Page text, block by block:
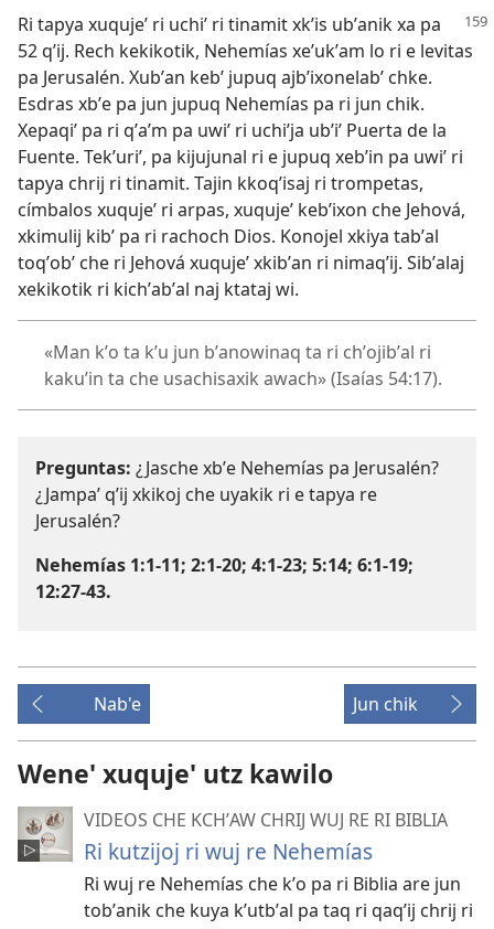
Ri tapya xuqujeʼ ri uchiʼ ri tinamit xkʼis ubʼanik xa pa
52 qʼij. Rech kekikotik, Nehemías xeʼukʼam lo ri e levitas
pa Jerusalén. Xubʼan kebʼ jupuq ajbʼixonelabʼ chke.
Esdras xbʼe pa jun jupuq Nehemías pa ri jun chik.
Xepaqiʼ pa ri qʼaʼm pa uwiʼ ri uchiʼja ubʼiʼ Puerta de la
Fuente. Tekʼuriʼ, pa kijujunal ri e jupuq xebʼin pa uwiʼ ri
tapya chrij ri tinamit. Tajin kkoqʼisaj ri trompetas,
címbalos xuqujeʼ ri arpas, xuqujeʼ kebʼixon che Jehová,
xkimulij kibʼ pa ri rachoch Dios. Konojel xkiya tabʼal
toqʼobʼ che ri Jehová xuqujeʼ xkibʼan ri nimaqʼij. Sibʼalaj
xekikotik ri kichʼabʼal naj ktataj wi.
«Man kʼo ta kʼu jun bʼanowinaq ta ri chʼojibʼal ri
kakuʼin ta che usachisaxik awach» (Isaías 54:17).
Preguntas: ¿Jasche xbʼe Nehemías pa Jerusalén?
¿Jampaʼ qʼij xkikoj che uyakik ri e tapya re
Jerusalén?
Nehemías 1:1-11; 2:1-20; 4:1-23; 5:14; 6:1-19;
12:27-43.
Nab'e Jun chik
Wene' xuquje' utz kawilo
VIDEOS CHE KCHʼAW CHRIJ WUJ RE RI BIBLIA
Ri kutzijoj ri wuj re Nehemías
Ri wuj re Nehemías che kʼo pa ri Biblia are jun
tobʼanik che kuya kʼutbʼal pa taq ri qaqʼij chrij ri